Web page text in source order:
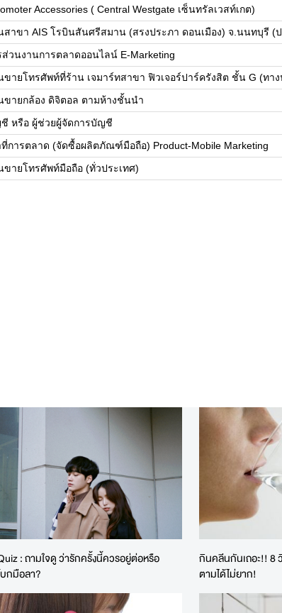
Accessories ( Central Westgate เซ็นทรัลเวสท์เกต)
สาขา AIS โรบินสันศรีสมาน (สรงประภา ดอนเมือง) จ.นนทบุรี (
ส่วนงานการตลาดออนไลน์ E-Marketing
ขายโทรศัพท์ที่ร้าน เจมาร์ทสาขา ฟิวเจอร์ปาร์ครังสิต ชั้น G (ท
ขายกล้อง ดิจิตอล ตามห้างชั้นนำ
หรือ ผู้ช่วยผู้จัดการบัญชี
ที่การตลาด (จัดซื้อผลิตภัณฑ์มือถือ) Product-Mobile Marketing
ขายโทรศัพท์มือถือ (ทั่วประเทศ)
: ถามใจดู ว่ารักครั้งนี้ควรอยู่ต่อหรือ
กมือลา?
กินคลีนกันเถอะ!! 8
ตามได้ไม่ยาก!